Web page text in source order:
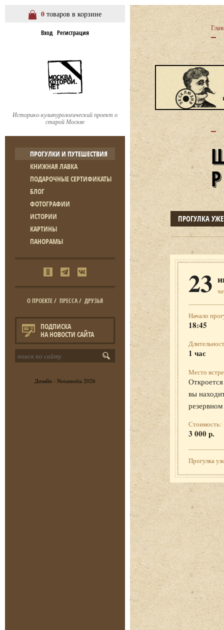
0 товаров в корзине
Вход Регистрация
Историко-культурологический проект о
старой Москве
ПРОГУЛКИ И ПУТЕШЕСТВИЯ
КНИЖНАЯ ЛАВКА
ПОДАРОЧНЫЕ СЕРТИФИКАТЫ
БЛОГ
ФОТОГРАФИИ
ИСТОРИИ
КАРТИНЫ
ПАНОРАМЫ
О ПРОЕКТЕ/ ПРЕССА/ ДРУЗЬЯ
ПОДПИСКА
НА НОВОСТИ САЙТА
Дизайн - Notamedia 2026
ПРОГУЛКА
23
Начало
18:45
1 час
Место
вы
Стоимость:
3 000 р.
Прогулка